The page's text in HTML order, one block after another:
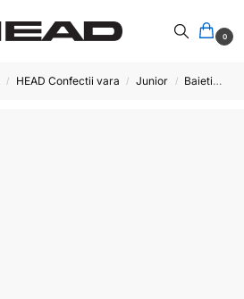
0
/ HEAD Confectii vara / Junior / Baieti